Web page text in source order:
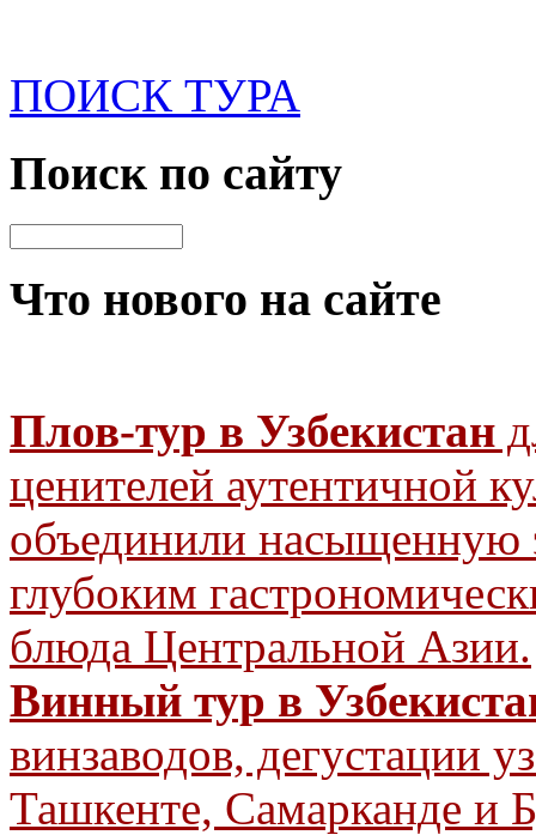
ПОИСК ТУРА
Поиск по сайту
Что нового на сайте
Плов-тур в Узбекистан
ценителей аутентичной
объединили насыщенную
глубоким
блюда Центральной Азии.
Винный тур в
винзаводов, дегустации
Ташкенте, Самарканде и